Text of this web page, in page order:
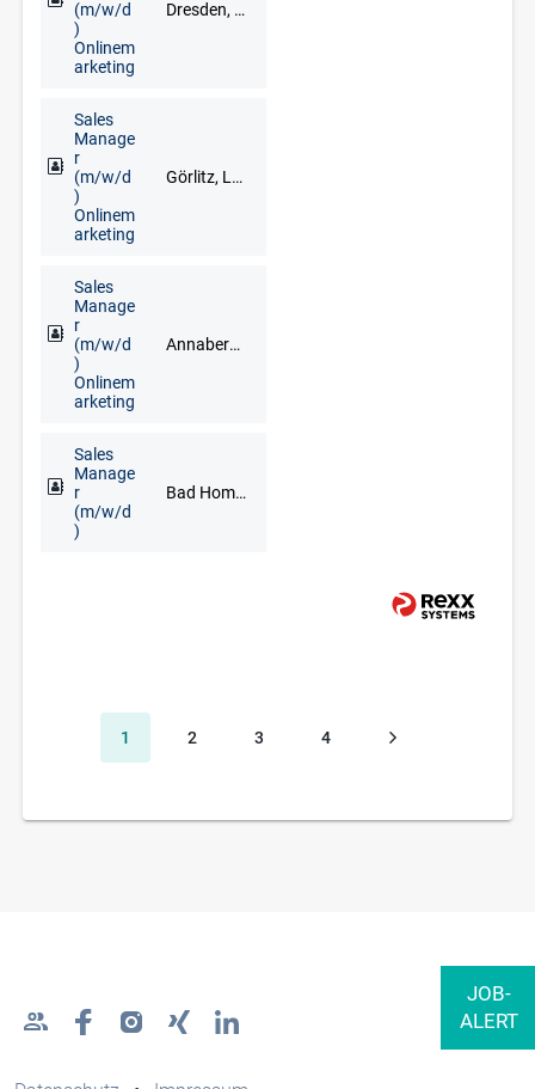
(m/w/d
)
Onlinem
arketing
Dresden, Glauchau, Limbach-Oberfrohna, Meerane, Plauen, Zwickau
Sales
Manage
r
(m/w/d
)
Onlinem
arketing
Görlitz, Löbau, Zittau
Sales
Manage
r
(m/w/d
)
Onlinem
arketing
Annaberg-Buchholz, Marienberg, Schwarzenberg/Erzgebirge
Sales
Manage
r
(m/w/d
)
Bad Homburg, Darmstadt, Frankfurt am Main, Hanau, Limburg an der Lahn, Mainz, Neu-Isenburg, Offenbach am Main, Rüsselsheim, Wiesbaden
1 2 3 4